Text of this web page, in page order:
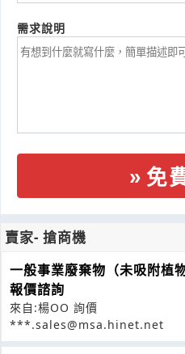
需求說明
免
賣家- 搶商機
一般事業廢棄物（未吸附植
報價諮詢
來自:楊OO 詢價
***.sales@msa.hinet.net